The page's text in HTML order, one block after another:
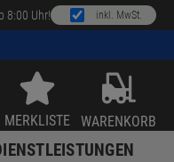
8:00 Uhr! inkl. MwSt.
MERKLISTE WARENKORB